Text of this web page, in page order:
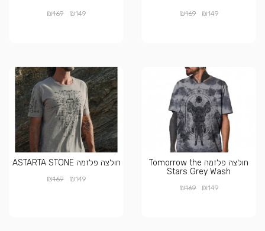
₪149
₪169
₪149
₪169
חולצה פלזמה Tomorrow the
Stars Grey Wash
₪149
₪169
חולצה פלזמה ASTARTA STONE
₪149
₪169